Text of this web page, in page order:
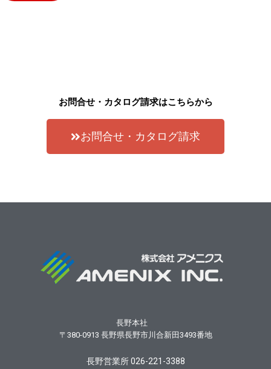
お問合せ・カタログ請求はこちらから
お問合せ・カタログ請求
長野本社
〒380-0913 長野県長野市川合新田3493番地
長野営業所 026-221-3388